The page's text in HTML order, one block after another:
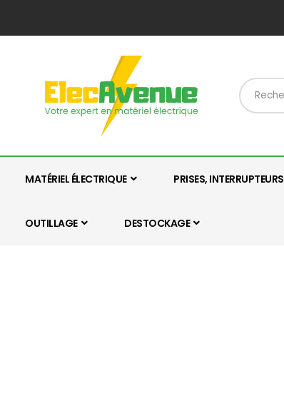
MATÉRIEL ÉLECTRIQUE PRISES, INTERRUPTEURS
OUTILLAGE DESTOCKAGE